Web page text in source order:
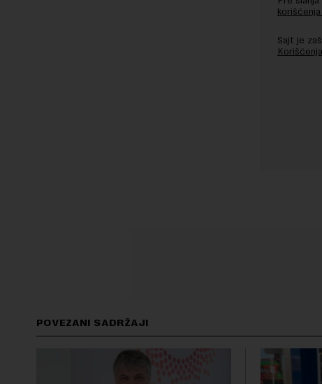
korišćenja
Sajt je
Korišćenja
POVEZANI SADRŽAJI